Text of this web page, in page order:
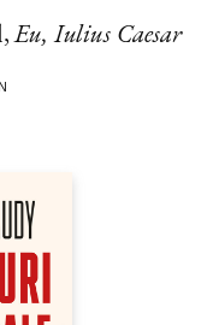
Eu, Iulius Caesar